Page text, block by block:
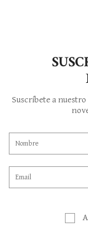
Suscríbete a